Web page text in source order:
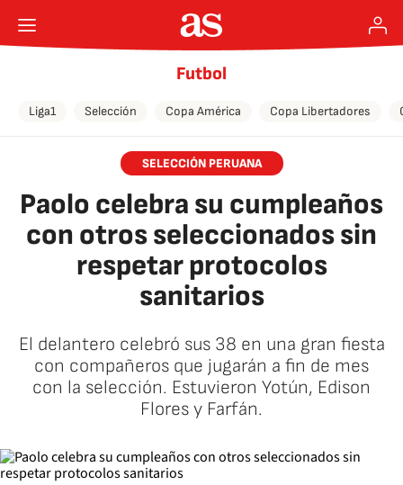
Futbol
Liga1 Selección Copa América Copa Libertadores
SELECCIÓN PERUANA
Paolo celebra su cumpleaños
con otros seleccionados sin
respetar protocolos
sanitarios
El delantero celebró sus 38 en una gran fiesta
con compañeros que jugarán a fin de mes
con la selección. Estuvieron Yotún, Edison
Flores y Farfán.